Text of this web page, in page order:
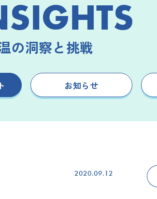
の洞察と挑戦
お知らせ
2020.09.12